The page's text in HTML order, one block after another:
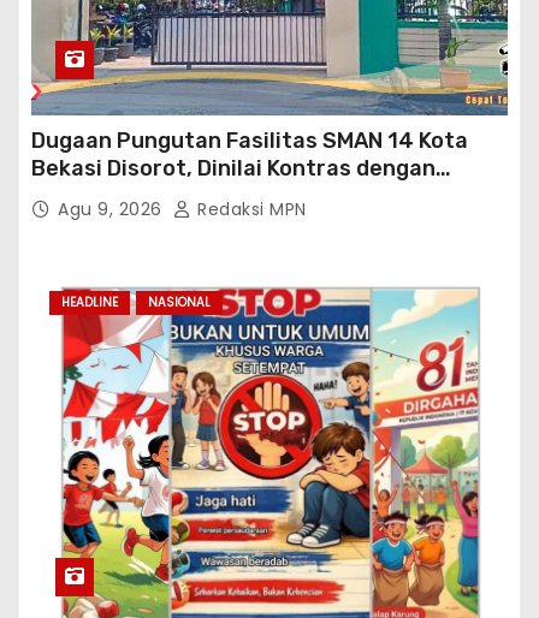
Dugaan Pungutan Fasilitas SMAN 14 Kota
Bekasi Disorot, Dinilai Kontras dengan
Prioritas Pendidikan Jabar
Agu 9, 2026 Redaksi MPN
HEADLINE NASIONAL